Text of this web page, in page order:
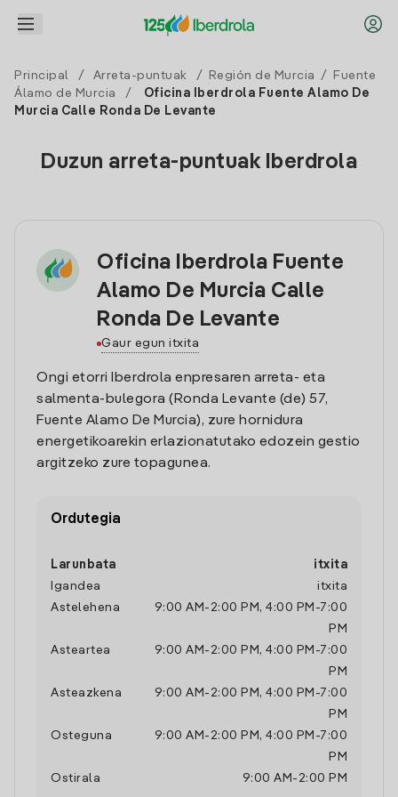
Principal / Arreta-puntuak / Región de Murcia /
Fuente
Álamo de Murcia
/
Oficina Iberdrola Fuente Alamo De
Murcia Calle Ronda De Levante
Duzun arreta-puntuak Iberdrola
Oficina Iberdrola Fuente
Alamo De Murcia Calle
Ronda De Levante
Gaur egun itxita
Ongi etorri Iberdrola enpresaren arreta- eta
salmenta-bulegora (Ronda Levante (de) 57,
Fuente Alamo De Murcia), zure hornidura
energetikoarekin erlazionatutako edozein gestio
argitzeko zure topagunea.
Ordutegia
Larunbata
itxita
Igandea
itxita
Astelehena
9:00 AM - 2:00 PM , 4:00 PM -7:00
PM
Asteartea
9:00 AM - 2:00 PM , 4:00 PM -7:00
PM
Asteazkena
9:00 AM - 2:00 PM , 4:00 PM -7:00
PM
Osteguna
9:00 AM - 2:00 PM , 4:00 PM -7:00
PM
Ostirala
9:00 AM - 2:00 PM